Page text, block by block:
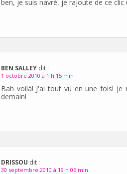
ben, je suis navré, je rajoute de ce
BEN SALLEY dit :
1 octobre 2010 à 1 h 15 min
Bah voilà! J'ai tout vu en une fois! je
demain!
DRISSOU dit :
30 septembre 2010 à 19 h 06 min